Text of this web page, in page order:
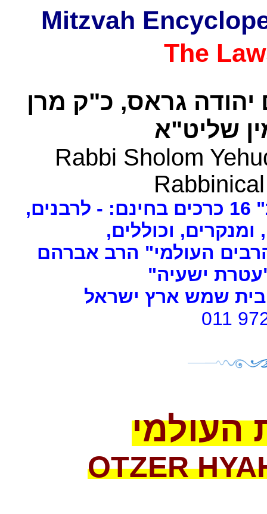
The
גראס, כ"ק מרן
שליט"א
Rabbi Sholom
ומנקרים, וכוללים,
העולמי" הרב אברהם
ישעיה"
שמש ארץ ישראל
011
העולמי
OTZER